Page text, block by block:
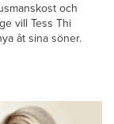
och
vill Tess Thi
åt sina söner.